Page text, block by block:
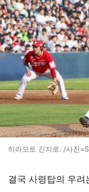
히라모토 긴지로. /사진
결국 사령탑의 우